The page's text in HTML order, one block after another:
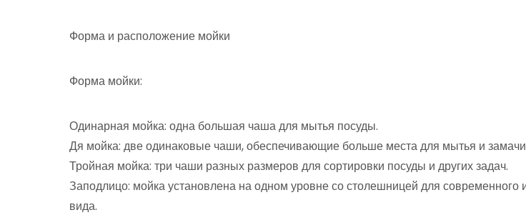
Форма и расположение мойки
Форма мойки:
Одинарная мойка: одна большая чаша для мытья посуды.
Дя мойка: две одинаковые чаши, обеспечивающие больше места для мытья и
Тройная мойка: три чаши разных размеров для сортировки посуды и других задач.
Заподлицо: мойка установлена на одном уровне со столешницей для современного
вида.